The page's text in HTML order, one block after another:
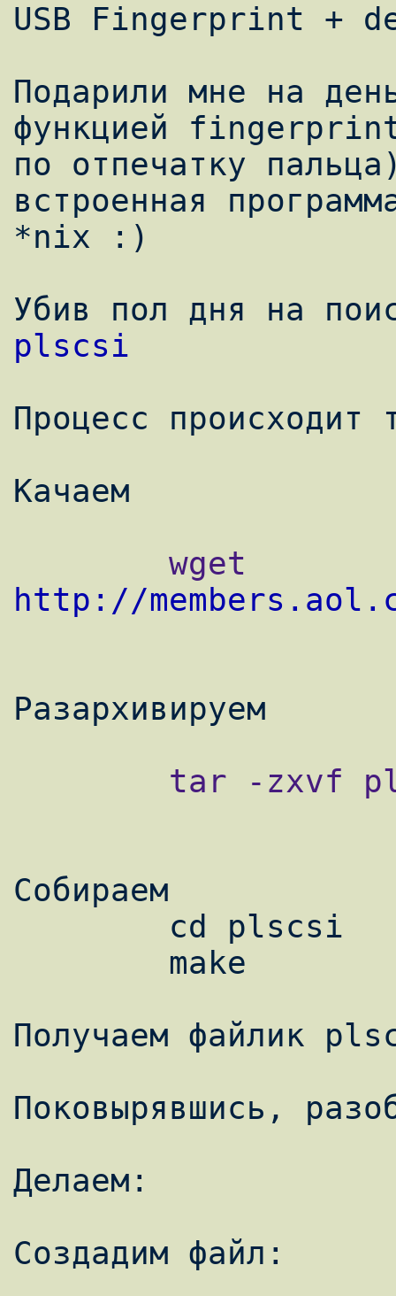
USB Fingerprint +
Подарили мне на
функцией
по отпечатку
встроенная
*nix :)
plscsi
Процесс происходит
http://
Собираем
Получаем файлик
Поковырявшись,
Делаем: